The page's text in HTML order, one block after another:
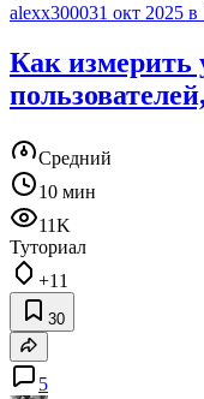
alexx300031 окт 2025 в
Как измерить
Средний
10 мин
11K
Туториал
+11
30
5